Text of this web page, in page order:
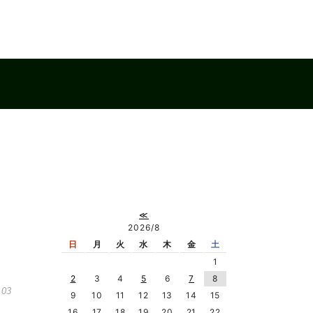
≪
2026/8
日
月 火 水 木 金
土
1
2
3 4 5 6 7
8
9
10 11 12 13 14
15